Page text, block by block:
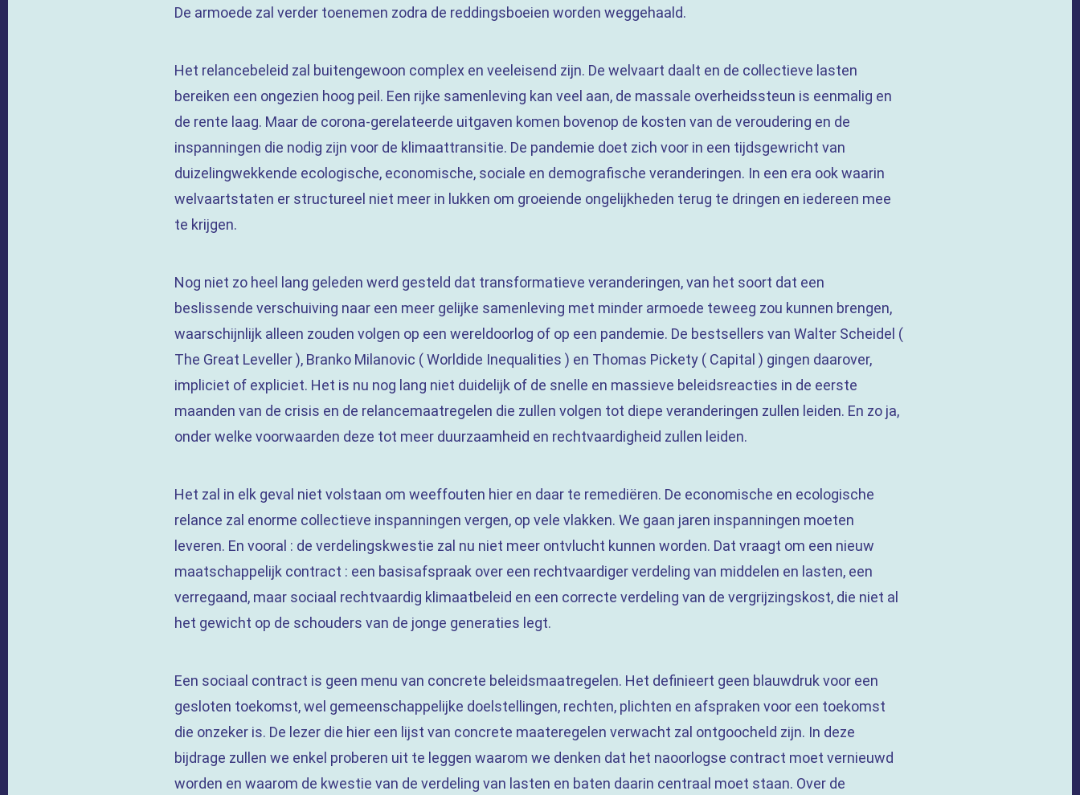
De armoede zal verder toenemen zodra de reddingsboeien worden weggehaald.
Het relancebeleid zal buitengewoon complex en veeleisend zijn. De welvaart daalt en de collectieve lasten
bereiken een ongezien hoog peil. Een rijke samenleving kan veel aan, de massale overheidssteun is eenmalig en
de rente laag. Maar de corona-gerelateerde uitgaven komen bovenop de kosten van de veroudering en de
inspanningen die nodig zijn voor de klimaattransitie. De pandemie doet zich voor in een tijdsgewricht van
duizelingwekkende ecologische, economische, sociale en demografische veranderingen. In een era ook waarin
welvaartstaten er structureel niet meer in lukken om groeiende ongelijkheden terug te dringen en iedereen mee
te krijgen.
Nog niet zo heel lang geleden werd gesteld dat transformatieve veranderingen, van het soort dat een
beslissende verschuiving naar een meer gelijke samenleving met minder armoede teweeg zou kunnen brengen,
waarschijnlijk alleen zouden volgen op een wereldoorlog of op een pandemie. De bestsellers van Walter Scheidel (
The Great Leveller ), Branko Milanovic ( Worldide Inequalities ) en Thomas Pickety ( Capital ) gingen daarover,
impliciet of expliciet. Het is nu nog lang niet duidelijk of de snelle en massieve beleidsreacties in de eerste
maanden van de crisis en de relancemaatregelen die zullen volgen tot diepe veranderingen zullen leiden. En zo ja,
onder welke voorwaarden deze tot meer duurzaamheid en rechtvaardigheid zullen leiden.
Het zal in elk geval niet volstaan om weeffouten hier en daar te remediëren. De economische en ecologische
relance zal enorme collectieve inspanningen vergen, op vele vlakken. We gaan jaren inspanningen moeten
leveren. En vooral : de verdelingskwestie zal nu niet meer ontvlucht kunnen worden. Dat vraagt om een nieuw
maatschappelijk contract : een basisafspraak over een rechtvaardiger verdeling van middelen en lasten, een
verregaand, maar sociaal rechtvaardig klimaatbeleid en een correcte verdeling van de vergrijzingskost, die niet al
het gewicht op de schouders van de jonge generaties legt.
Een sociaal contract is geen menu van concrete beleidsmaatregelen. Het definieert geen blauwdruk voor een
gesloten toekomst, wel gemeenschappelijke doelstellingen, rechten, plichten en afspraken voor een toekomst
die onzeker is. De lezer die hier een lijst van concrete maateregelen verwacht zal ontgoocheld zijn. In deze
bijdrage zullen we enkel proberen uit te leggen waarom we denken dat het naoorlogse contract moet vernieuwd
worden en waarom de kwestie van de verdeling van lasten en baten daarin centraal moet staan. Over de